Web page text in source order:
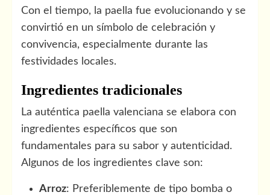
Con el tiempo, la paella fue evolucionando y se
convirtió en un símbolo de celebración y
convivencia, especialmente durante las
festividades locales.
Ingredientes tradicionales
La auténtica paella valenciana se elabora con
ingredientes específicos que son
fundamentales para su sabor y autenticidad.
Algunos de los ingredientes clave son:
Arroz: Preferiblemente de tipo bomba o